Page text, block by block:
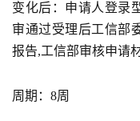
变化后：申请人登录
审通过受理后工信部
报告,工信部审核申请
周期：8周